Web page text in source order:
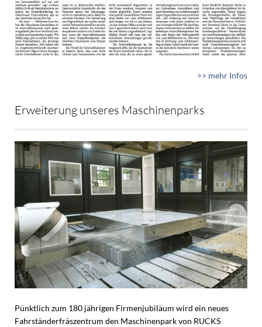
>> mehr Infos
Erweiterung unseres Maschinenparks
Pünktlich zum 180 jährigen Firmenjubiläum wird ein neues
Fahrständerfräszentrum den Maschinenpark von RUCKS